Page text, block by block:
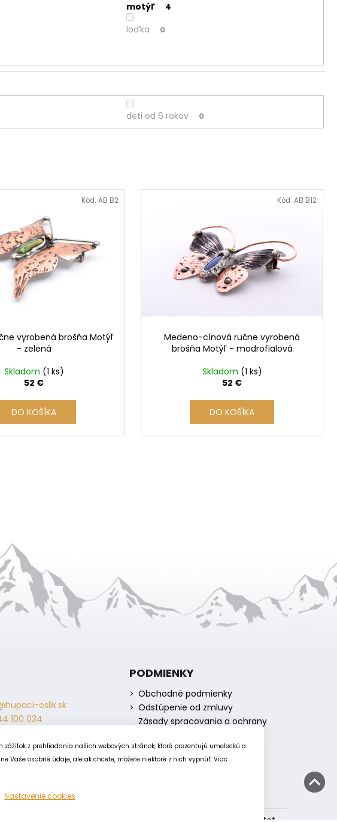
z prehliadania našich webových stránok, ktoré prezentujú umeleckú a
osobné údaje, ale ak chcete, môžete niektoré z nich vypnúť. Viac
Nastavenie cookies
motýľ 4
loďka 0
deti od 6 rokov 0
vyrobená brošňa Motýľ
- zelená
Skladom (1 ks)
52 €
DO KOŠÍKA
Kód: AB B2
Medeno-cínová ručne vyrobená
brošňa Motýľ - modrofialová
Skladom (1 ks)
52 €
DO KOŠÍKA
Kód: AB B12
hupaci-oslik.sk
100 034
PODMIENKY
Obchodné podmienky
Odstúpenie od zmluvy
Zásady spracovania a ochrany
Zásady používania súborov
cookie